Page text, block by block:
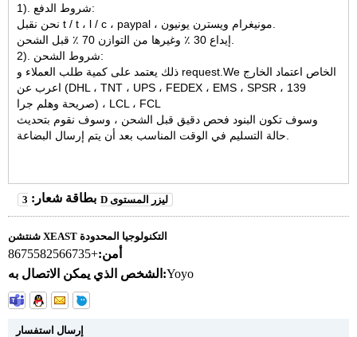
1). شروط الدفع:
2). شروط الشحن:
ذلك يعتمد على كمية طلب العملاء و request.We الخاص اعتماد الخارج
اعرب عن (DHL ، TNT ، UPS ، FEDEX ، EMS ، SPSR ، 139
صريحة وهلم جرا) ، LCL ، FCL
وسوف تكون البنود فحص دقيق قبل الشحن ، وسوف نقوم بتحديث
بطاقة شعار: 3D ليزر المستوى
شنتشن XEAST التكنولوجيا المحدودة
أمن:+8675582566735
الشخص الذي يمكن الاتصال به:Yoyo
إرسال استفسار